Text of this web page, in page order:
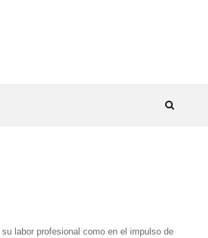
labor profesional como en el impulso de